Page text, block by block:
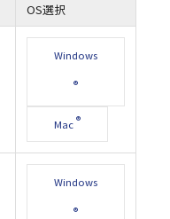
OS選択
Windows
®
Mac®
Windows
®